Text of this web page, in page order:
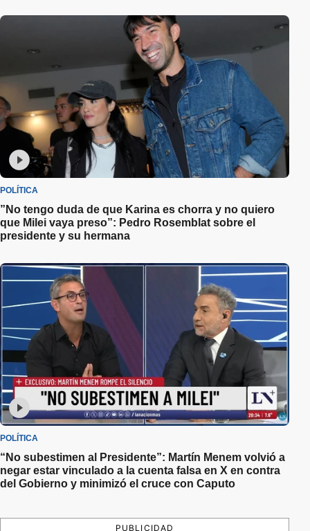
POLÍTICA
”No tengo duda de que Karina es chorra y no quiero
que Milei vaya preso”: Pedro Rosemblat sobre el
presidente y su hermana
POLÍTICA
“No subestimen al Presidente”: Martín Menem volvió a
negar estar vinculado a la cuenta falsa en X en contra
del Gobierno y minimizó el cruce con Caputo
PUBLICIDAD